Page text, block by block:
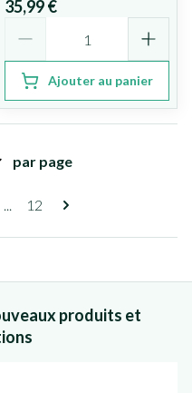
35,99 €
Ajouter au panier
actuellement la page
... Page
12
par page
produits et